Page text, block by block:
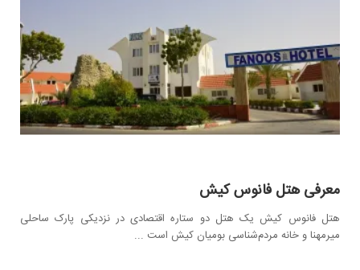
معرفی هتل فانوس کیش
هتل فانوس کیش یک هتل دو ستاره اقتصادی در نزدیکی پارک ساحلی
میرمهنا و خانه مردم‌شناسی بومیان کیش است ...